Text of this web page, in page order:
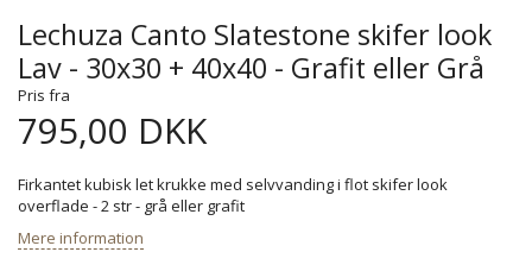
Lechuza Canto Slatestone skifer look
Lav - 30x30 + 40x40 - Grafit eller Grå
Pris fra
795,00 DKK
Firkantet kubisk let krukke med selvvanding i flot skifer look
overflade - 2 str - grå eller grafit
Mere information